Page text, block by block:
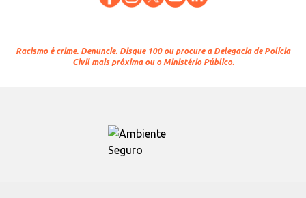
Racismo é crime. Denuncie. Disque 100 ou procure a Delegacia de Polícia
Civil mais próxima ou o Ministério Público.